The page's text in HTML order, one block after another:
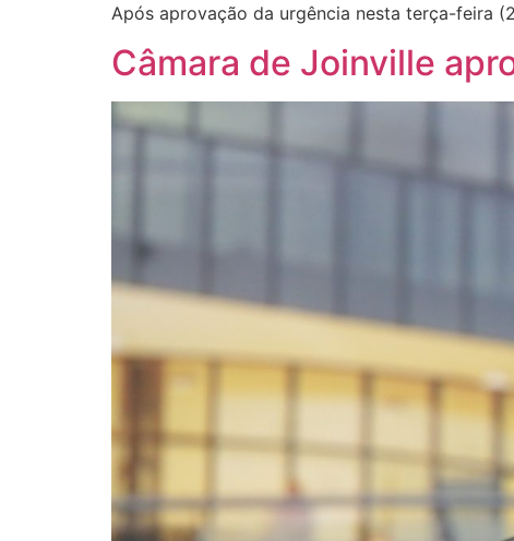
Após aprovação da urgência nesta terça-feira
Câmara de Joinville